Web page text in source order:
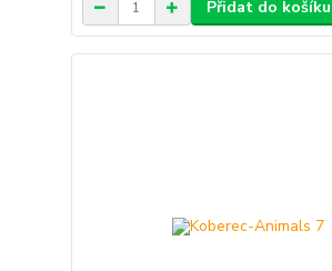
Přidat do košíku